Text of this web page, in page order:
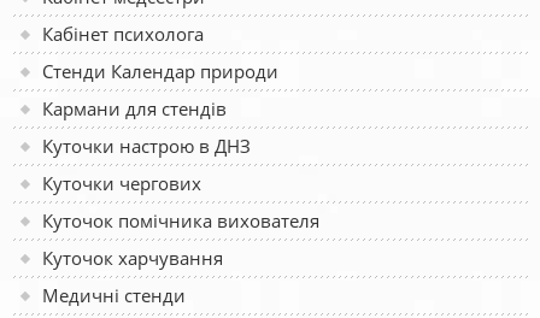
Кабінет психолога
Стенди Календар природи
Кармани для стендів
Куточки настрою в ДНЗ
Куточки чергових
Куточок помічника вихователя
Куточок харчування
Медичні стенди